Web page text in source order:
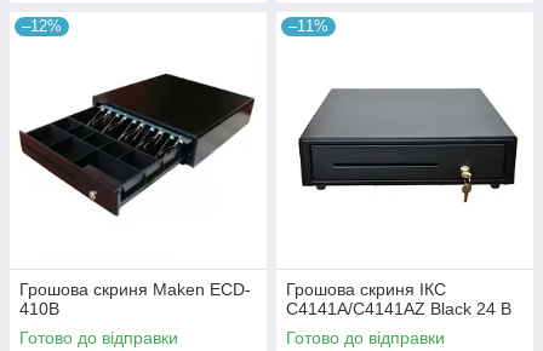
–12%
Грошова скриня Maken ECD-
410B
Готово до відправки
–11%
Грошова скриня ІКС
C4141A/C4141AZ Black 24 В
Готово до відправки